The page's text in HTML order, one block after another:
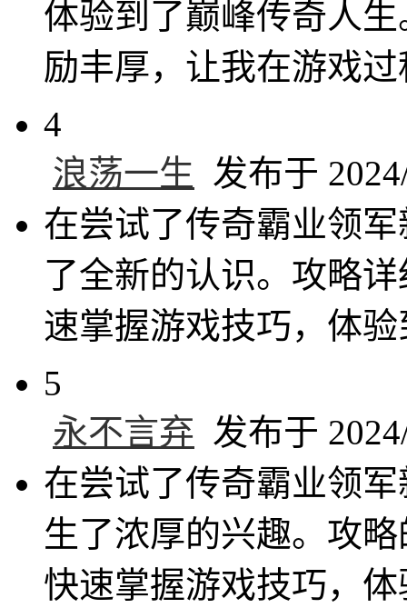
体验到了巅峰传奇人
励丰厚，让我在游戏
4
浪荡一生 发布于
在尝试了传奇霸业领
了全新的认识。攻略
速掌握游戏技巧，体
5
永不言弃 发布于
在尝试了传奇霸业领
生了浓厚的兴趣。攻
快速掌握游戏技巧，